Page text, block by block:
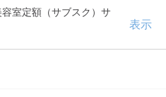
室定額（サブスク）サ
表示